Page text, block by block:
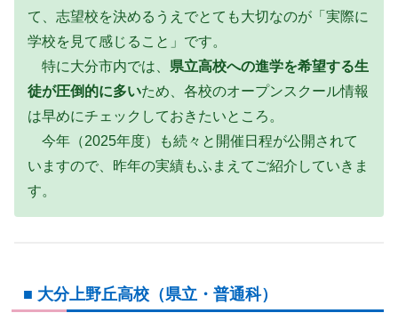
て、志望校を決めるうえでとても大切なのが「実際に
学校を見て感じること」です。
特に大分市内では、 県立高校への進学を希望する生
徒が圧倒的に多いため、各校のオープンスクール情報
は早めにチェックしておきたいところ。
今年（2025年度）も続々と開催日程が公開されて
いますので、昨年の実績もふまえてご紹介していきま
す。
■ 大分上野丘高校（県立・普通科）